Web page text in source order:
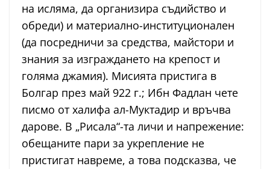
на исляма, да организира съдийство и
обреди) и материално-институционален
(да посредничи за средства, майстори и
знания за изграждането на крепост и
голяма джамия). Мисията пристига в
Болгар през май 922 г.; Ибн Фадлан чете
писмо от халифа ал-Муктадир и връчва
дарове. В „Рисала“-та личи и напрежение:
обещаните пари за укрепление не
пристигат навреме, а това подсказва, че